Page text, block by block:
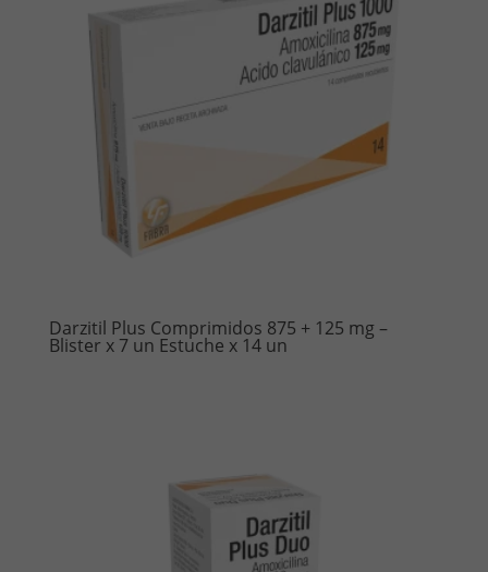
Darzitil Plus Comprimidos 875 + 125 mg –
Blister x 7 un Estuche x 14 un